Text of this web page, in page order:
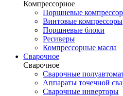
Компрессорное
Поршневые
Винтовые компрессоры
Поршневые блоки
Ресиверы
Компрессорные масла
Сварочное
Сварочное
Сварочные
Аппараты точечной
Сварочные инверторы